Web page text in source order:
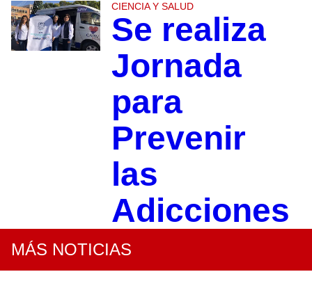
CIENCIA Y SALUD
Se realiza
Jornada
para
Prevenir
las
Adicciones
MÁS NOTICIAS